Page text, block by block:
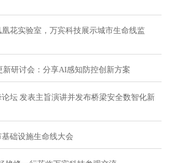
花实验室，万宾科技展示城市生命线监
研讨会：分享AI感知防控创新方案
坛 发表主旨演讲并发布桥梁安全数智化新
础设施生命线大会